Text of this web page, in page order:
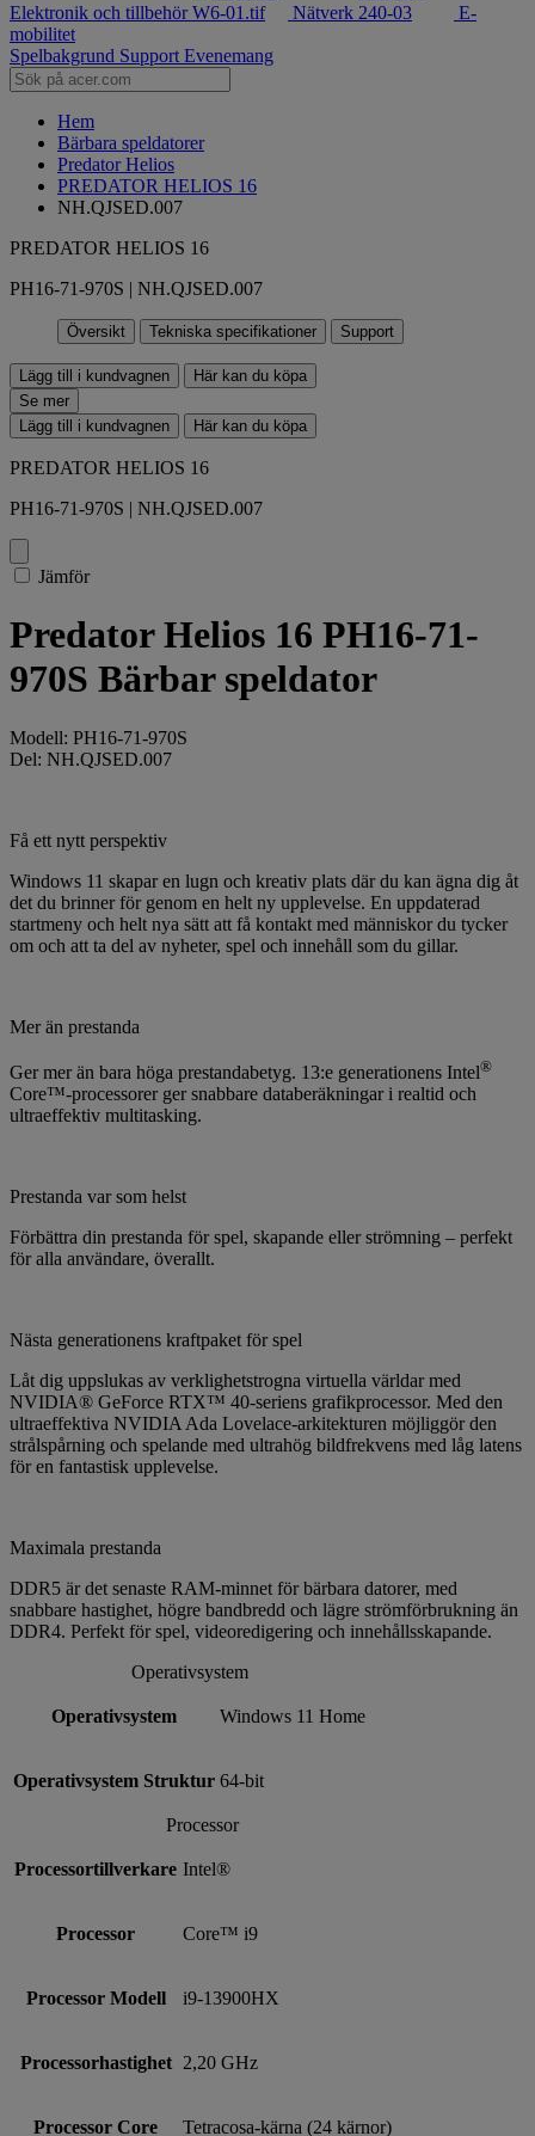
Elektronik och tillbehör Nätverk
E-
mobilitet
Spelbakgrund Support Evenemang
Hem
Bärbara speldatorer
Predator Helios
PREDATOR HELIOS 16
NH.QJSED.007
PREDATOR HELIOS 16
PH16-71-970S | NH.QJSED.007
Översikt Tekniska specifikationer Support
Lägg till i kundvagnen
Här kan du köpa
Se mer
Lägg till i kundvagnen
Här kan du köpa
PREDATOR HELIOS 16
PH16-71-970S | NH.QJSED.007
Jämför
Predator Helios 16 PH16-71-
970S Bärbar speldator
Modell: PH16-71-970S
Del: NH.QJSED.007
Få ett nytt perspektiv
Windows 11 skapar en lugn och kreativ plats där du kan ägna dig åt
det du brinner för genom en helt ny upplevelse. En uppdaterad
startmeny och helt nya sätt att få kontakt med människor du tycker
om och att ta del av nyheter, spel och innehåll som du gillar.
Mer än prestanda
Ger mer än bara höga prestandabetyg. 13:e generationens Intel®
Core™-processorer ger snabbare databeräkningar i realtid och
ultraeffektiv multitasking.
Prestanda var som helst
Förbättra din prestanda för spel, skapande eller strömning – perfekt
för alla användare, överallt.
Nästa generationens kraftpaket för spel
Låt dig uppslukas av verklighetstrogna virtuella världar med
NVIDIA® GeForce RTX™ 40-seriens grafikprocessor. Med den
ultraeffektiva NVIDIA Ada Lovelace-arkitekturen möjliggör den
strålspårning och spelande med ultrahög bildfrekvens med låg latens
för en fantastisk upplevelse.
Maximala prestanda
DDR5 är det senaste RAM-minnet för bärbara datorer, med
snabbare hastighet, högre bandbredd och lägre strömförbrukning än
DDR4. Perfekt för spel, videoredigering och innehållsskapande.
Operativsystem
Operativsystem Windows 11 Home
Operativsystem Struktur 64-bit
Processor
Processortillverkare Intel®
Processor Core™ i9
Processor Modell i9-13900HX
Processorhastighet 2,20 GHz
Processor Core Tetracosa-kärna (24 kärnor)